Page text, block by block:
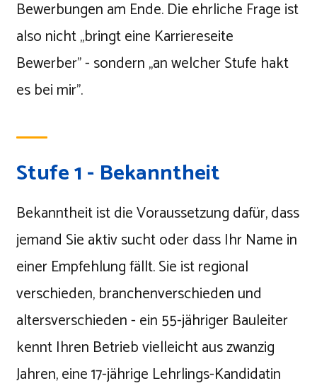
Bewerbungen am Ende. Die ehrliche Frage ist
also nicht „bringt eine Karriereseite
Bewerber" - sondern „an welcher Stufe hakt
es bei mir".
Stufe 1 - Bekanntheit
Bekanntheit ist die Voraussetzung dafür, dass
jemand Sie aktiv sucht oder dass Ihr Name in
einer Empfehlung fällt. Sie ist regional
verschieden, branchenverschieden und
altersverschieden - ein 55-jähriger Bauleiter
kennt Ihren Betrieb vielleicht aus zwanzig
Jahren, eine 17-jährige Lehrlings-Kandidatin